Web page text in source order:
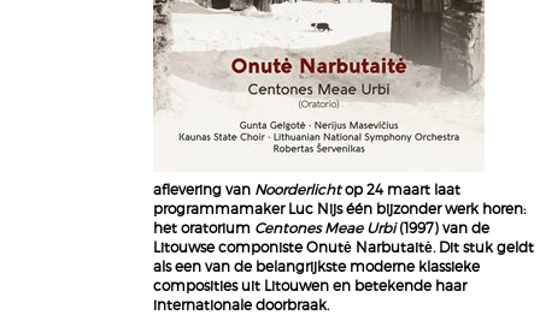
aflevering van Noorderlichtop 24 maart laat
programmamaker Luc Nijs één bijzonder werk horen:
het oratorium Centones Meae Urbi(1997) van de
Litouwse componiste Onutė Narbutaitė. Dit stuk geldt
als een van de belangrijkste moderne klassieke
composities uit Litouwen en betekende haar
internationale doorbraak.